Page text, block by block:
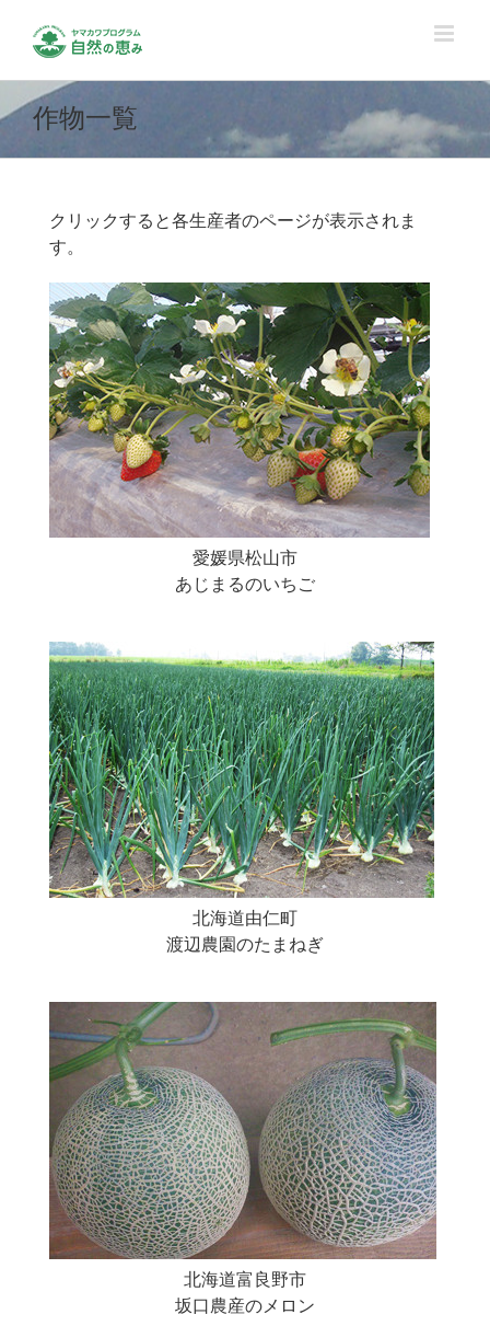
content
作物一覧
クリックすると各生産者のページが表示されま
す。
愛媛県松山市
あじまるのいちご
北海道由仁町
渡辺農園のたまねぎ
北海道富良野市
坂口農産のメロン